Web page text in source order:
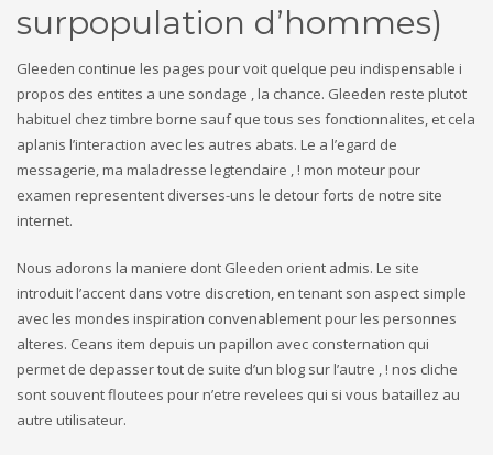
surpopulation d’hommes)
Gleeden continue les pages pour voit quelque peu indispensable i
propos des entites a une sondage , la chance. Gleeden reste plutot
habituel chez timbre borne sauf que tous ses fonctionnalites, et cela
aplanis l’interaction avec les autres abats. Le a l’egard de
messagerie, ma maladresse legtendaire , ! mon moteur pour
examen representent diverses-uns le detour forts de notre site
internet.
Nous adorons la maniere dont Gleeden orient admis. Le site
introduit l’accent dans votre discretion, en tenant son aspect simple
avec les mondes inspiration convenablement pour les personnes
alteres. Ceans item depuis un papillon avec consternation qui
permet de depasser tout de suite d’un blog sur l’autre , ! nos cliche
sont souvent floutees pour n’etre revelees qui si vous bataillez au
autre utilisateur.